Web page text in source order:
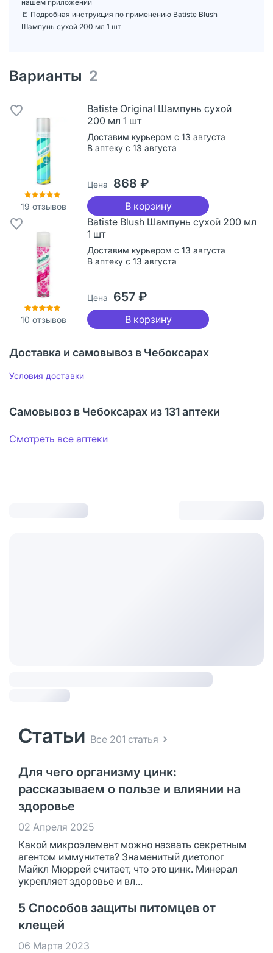
нашем приложении
📒 Подробная инструкция по применению Batiste Blush
Шампунь сухой 200 мл 1 шт
Варианты 2
19 отзывов
Batiste Original Шампунь сухой
200 мл 1 шт
Доставим курьером с 13 августа
В аптеку с 13 августа
Цена 868 ₽
В корзину
10 отзывов
Batiste Blush Шампунь сухой 200 мл
1 шт
Доставим курьером с 13 августа
В аптеку с 13 августа
Цена 657 ₽
В корзину
Доставка и самовывоз в Чебоксарах
Условия доставки
Самовывоз в Чебоксарах из 131 аптеки
Смотреть все аптеки
Статьи Все 201 статья
Для чего организму цинк:
рассказываем о пользе и влиянии на
здоровье
02 Апреля 2025
Какой микроэлемент можно назвать секретным
агентом иммунитета? Знаменитый диетолог
Майкл Мюррей считает, что это цинк. Минерал
укрепляет здоровье и вл...
5 Способов защиты питомцев от
клещей
06 Марта 2023